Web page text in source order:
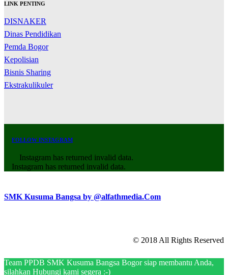
LINK PENTING
DISNAKER
Dinas Pendidikan
Pemda Bogor
Kepolisian
Bisnis Sharing
Ekstrakulikuler
FOLLOW INSTAGRAM
Instagram has returned invalid data.
Instagram has returned invalid data.
SMK Kusuma Bangsa by @alfathmedia.Com
© 2018 All Rights Reserved
Team PPDB SMK Kusuma Bangsa Bogor siap membantu Anda,
silahkan Hubungi kami segera :-)